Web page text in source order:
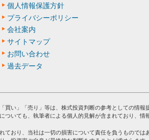
個人情報保護方針
プライバシーポリシー
会社案内
サイトマップ
お問い合わせ
過去データ
買い」「売り」等は、株式投資判断の参考としての情
ついても、執筆者による個人的見解が含まれており、
おり、当社は一切の損害について責任を負うものでは